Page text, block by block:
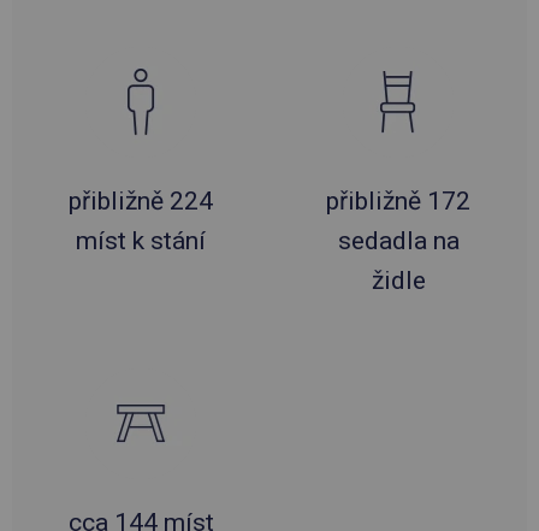
přibližně 224
míst k stání
přibližně 172
sedadla na
židle
cca 144 míst